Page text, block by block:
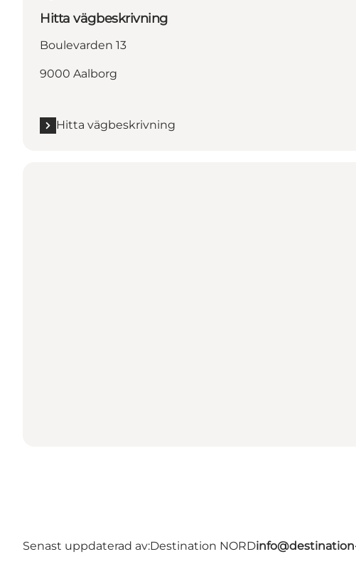
Hitta vägbeskrivning
Boulevarden 13
9000 Aalborg
Hitta vägbeskrivning
Senast uppdaterad av:Destination NORD